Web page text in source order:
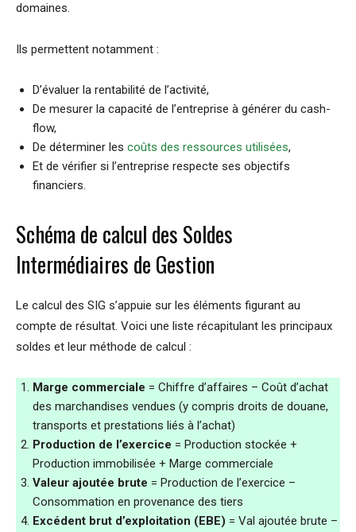
domaines.
Ils permettent notamment :
D’évaluer la rentabilité de l’activité,
De mesurer la capacité de l’entreprise à générer du cash-
flow,
De déterminer les coûts des ressources utilisées,
Et de vérifier si l’entreprise respecte ses objectifs
financiers.
Schéma de calcul des Soldes
Intermédiaires de Gestion
Le calcul des SIG s’appuie sur les éléments figurant au
compte de résultat. Voici une liste récapitulant les principaux
soldes et leur méthode de calcul :
Marge commerciale = Chiffre d’affaires – Coût d’achat
des marchandises vendues (y compris droits de douane,
transports et prestations liés à l’achat)
Production de l’exercice = Production stockée +
Production immobilisée + Marge commerciale
Valeur ajoutée brute = Production de l’exercice –
Consommation en provenance des tiers
Excédent brut d’exploitation (EBE) = Val ajoutée brute –